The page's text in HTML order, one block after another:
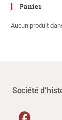
Panier
Aucun produit
Société